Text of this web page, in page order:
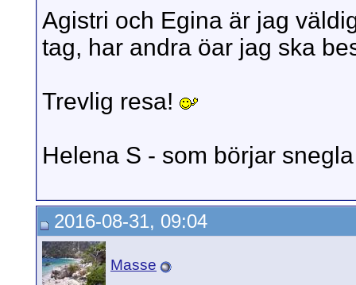
Agistri och Egina är jag
tag, har andra öar jag ska
Trevlig resa!
Helena S - som börjar
2016-08-31, 09:04
Masse